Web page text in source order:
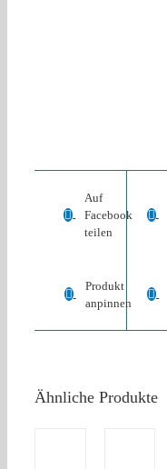
Auf
Facebook
teilen
Produkt
anpinnen
Ähnliche Produkte